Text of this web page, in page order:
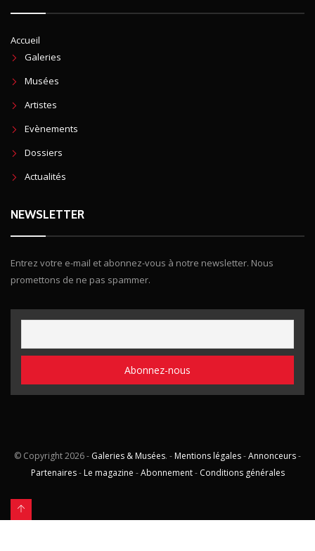
Accueil
Galeries
Musées
Artistes
Evènements
Dossiers
Actualités
NEWSLETTER
Entrez votre e-mail et abonnez-vous à notre newsletter. Nous
promettons de ne pas spammer.
© Copyright2026 - Galeries & Musées. - Mentions légales-Annonceurs-
Partenaires- Le magazine -Abonnement- Conditions générales